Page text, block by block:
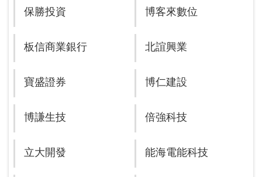
保勝投資 博客來數位
板信商業銀行 北誼興業
寶盛證券 博仁建設
博謙生技 倍強科技
立大開發 能海電能科技